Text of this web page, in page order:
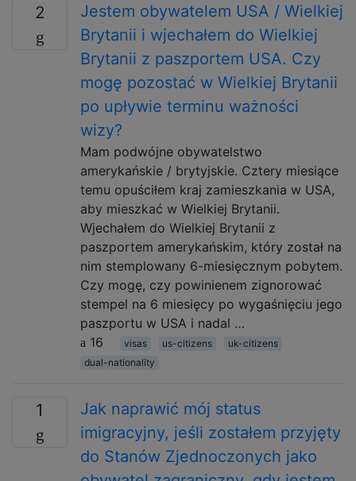
2
Jestem obywatelem USA / Wielkiej
Brytanii i wjechałem do Wielkiej
Brytanii z paszportem USA. Czy
mogę pozostać w Wielkiej Brytanii
po upływie terminu ważności
wizy?
Mam podwójne obywatelstwo
amerykańskie / brytyjskie. Cztery miesiące
temu opuściłem kraj zamieszkania w USA,
aby mieszkać w Wielkiej Brytanii.
Wjechałem do Wielkiej Brytanii z
paszportem amerykańskim, który został na
nim stemplowany 6-miesięcznym pobytem.
Czy mogę, czy powinienem zignorować
stempel na 6 miesięcy po wygaśnięciu jego
paszportu w USA i nadal …
16
visas us-citizens
uk-citizens
dual-nationality
1
Jak naprawić mój status
imigracyjny, jeśli zostałem przyjęty
do Stanów Zjednoczonych jako